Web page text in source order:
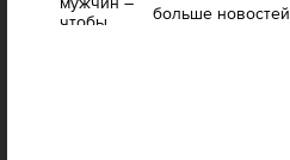
больше новостей